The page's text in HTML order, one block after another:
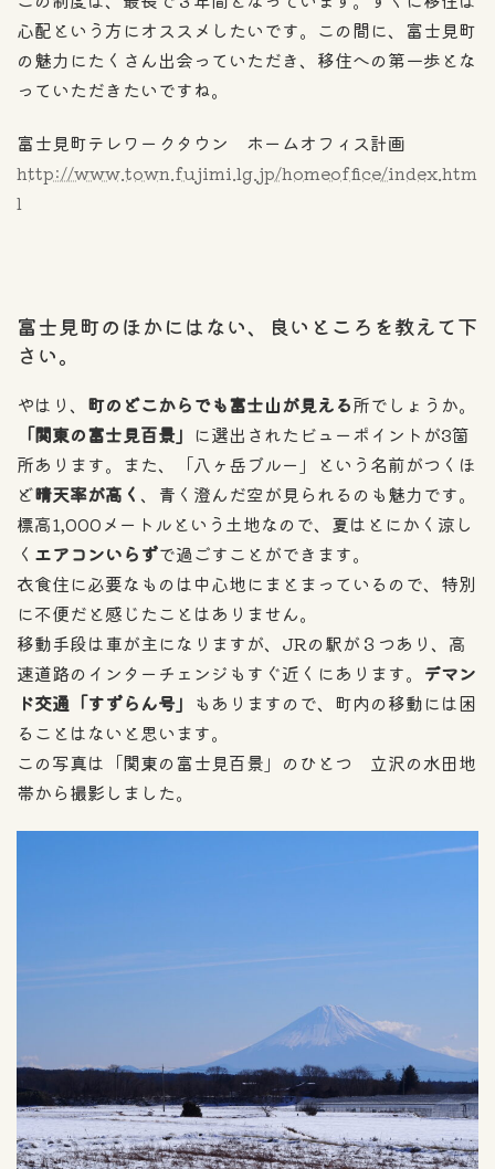
心配という方にオススメしたいです。この間に、富士見町
の魅力にたくさん出会っていただき、移住への第一歩とな
っていただきたいですね。
富士見町テレワークタウン ホームオフィス計画
http://www.town.fujimi.lg.jp/homeoffice/index.htm
l
富士見町のほかにはない、良いところを教えて下
さい。
やはり、 町のどこからでも富士山が見える所でしょうか。
「関東の富士見百景」 に選出されたビューポイントが3箇
所あります。また、「八ヶ岳ブルー」という名前がつくほ
ど晴天率が高く 、青く澄んだ空が見られるのも魅力です。
標高1,000メートルという土地なので、夏はとにかく涼し
く エアコンいらずで過ごすことができます。
衣食住に必要なものは中心地にまとまっているので、特別
に不便だと感じたことはありません。
移動手段は車が主になりますが、JRの駅が３つあり、高
速道路のインターチェンジもすぐ近くにあります。 デマン
ド交通「すずらん号」 もありますので、町内の移動には困
ることはないと思います。
この写真は「関東の富士見百景」のひとつ 立沢の水田地
帯から撮影しました。